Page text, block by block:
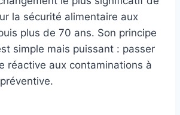
la sécurité alimentaire aux
plus de 70 ans. Son principe
simple mais puissant : passer
réactive aux contaminations à